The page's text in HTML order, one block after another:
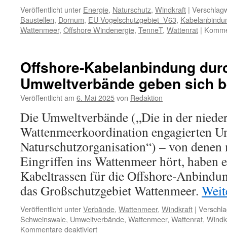
Veröffentlicht unter Energie, Naturschutz, Windkraft |
Baustellen, Dornum, EU-Vogelschutzgebiet_V63,
Wattenmeer, Offshore Windenergie, TenneT, Wattenrat |
Offshore-Kabelanbindung
Umweltverbände geben sich
Veröffentlicht am 6. Mai 2025von Redaktion
Die Umweltverbände („Die in der
Wattenmeerkoordination engagierten
Naturschutzorganisation“) – von
Eingriffen ins Wattenmeer hört, haben
Kabeltrassen für die Offshore-
das Großschutzgebiet Wattenmeer.
Veröffentlicht unterVerbände, Wattenmeer, Windkraft |
Schweinswale, Umweltverbände, Wattenmeer, Wattenrat,
Kommentare deaktiviertfür